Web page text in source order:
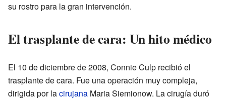
su rostro para la gran intervención.
El trasplante de cara: Un hito médico
El 10 de diciembre de 2008, Connie Culp recibió el
trasplante de cara. Fue una operación muy compleja,
dirigida por lacirujana Maria Siemionow. La cirugía duró